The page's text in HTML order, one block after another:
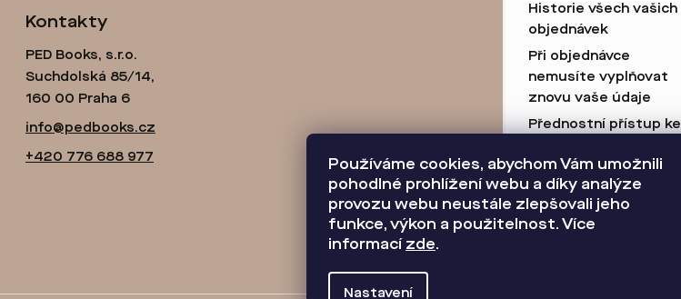
Používáme cookies, abychom Vám umožnili
pohodlné prohlížení webu a díky analýze
provozu webu neustále zlepšovali jeho
funkce, výkon a použitelnost. Více
informací zde.
Nastavení
Kontakty
PED Books, s.r.o.
Suchdolská 85/14,
160 00 Praha 6
info@pedbooks.cz
+420 776 688 977
Historie všech vašich
objednávek
Při objednávce
nemusíte vyplňovat
znovu vaše údaje
Přednostní přístup ke
Body za každý nákup